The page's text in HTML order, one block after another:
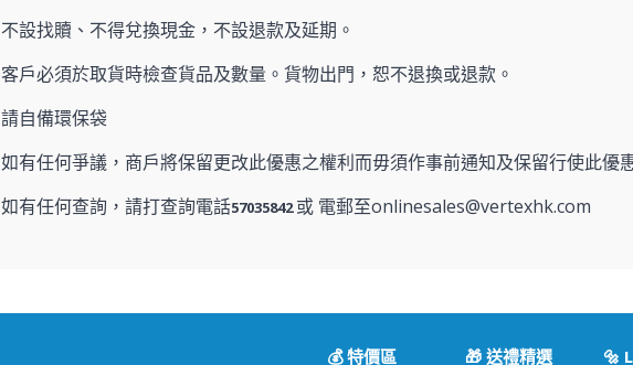
不設找贖、不得兌換現金，不設退款及延期。
客戶必須於取貨時檢查貨品及數量。貨物出門，恕不退換或退款。
請自備環保袋
如有任何爭議，商戶將保留更改此優惠之權利而毋須作事前通知及保留行使此優
如有任何查詢，請打查詢電話57035842 或 電郵至onlinesales@vertexhk.com
💰 特價區 🎁 送禮精選 🔩